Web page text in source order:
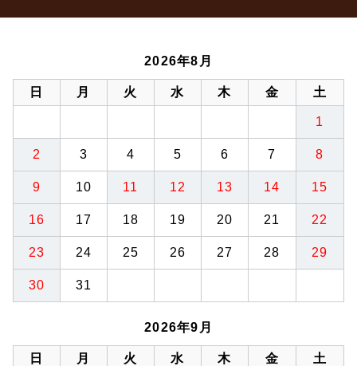
2026年8月
日 月 火 水 木 金 土
1
2 3 4 5 6 7 8
9 10 11 12 13 14 15
16 17 18 19 20 21 22
23 24 25 26 27 28 29
30 31
2026年9月
日 月 火 水 木 金 土